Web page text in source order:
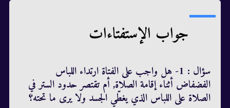
جواب الإستفتاءات
سؤال : 1- هل واجب على الفتاة ارتداء اللباس
الفضفاض أثناء إقامة الصلاة, أم تقتصر حدود الستر في
الصلاة على اللباس الذي يغطّي الجسد ولا يرى ما تحته؟